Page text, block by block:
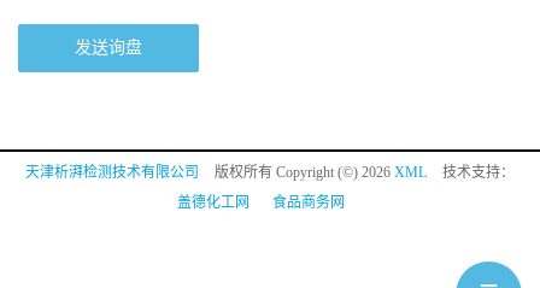
发送询盘
天津析湃检测技术有限公司 版权所有 Copyright (©) 2026 XML
技术支持：
盖德化工网
食品商务网